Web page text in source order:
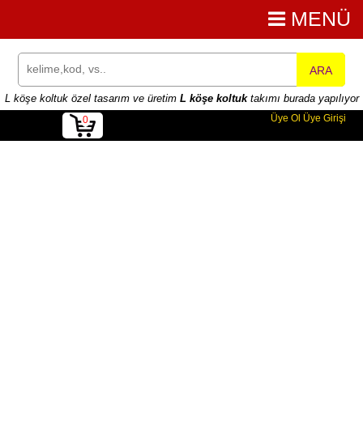
MENÜ
ARA
L köşe koltuk özel tasarım ve üretim L köşe koltuktakımı burada yapılıyor
0 Üye Ol Üye Girişi